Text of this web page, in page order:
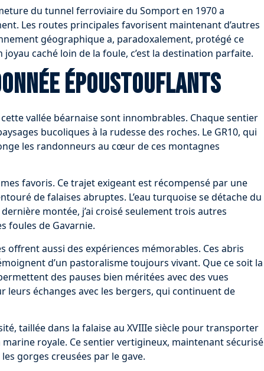
du tunnel ferroviaire du Somport en 1970 a
Les routes principales favorisent maintenant d’autres
géographique a, paradoxalement, protégé ce
caché loin de la foule, c’est la destination parfaite.
époustouflants
vallée béarnaise sont innombrables. Chaque sentier
bucoliques à la rudesse des roches. Le GR10, qui
les randonneurs au cœur de ces montagnes
mes favoris. Ce trajet exigeant est récompensé par une
de falaises abruptes. L’eau turquoise se détache du
montée, j’ai croisé seulement trois autres
foules de Gavarnie.
offrent aussi des expériences mémorables. Ces abris
d’un pastoralisme toujours vivant. Que ce soit la
des pauses bien méritées avec des vues
leurs échanges avec les bergers, qui continuent de
taillée dans la falaise au XVIIIe siècle pour transporter
royale. Ce sentier vertigineux, maintenant sécurisé
gorges creusées par le gave.